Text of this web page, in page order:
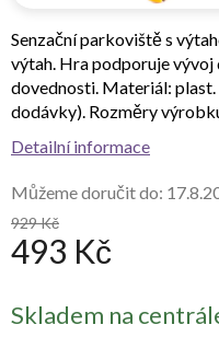
929 Kč
493 Kč
cena:
Skladem na
Můžeme doručit do:
Senzační parkoviště s
výtah. Hra podporuje
dovednosti. Materiál: plast.
dodávky). Rozměry
Detailní informace